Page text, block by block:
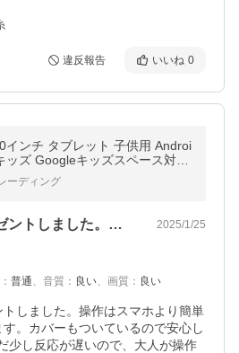
違反報告 いいね 0
インチ タブレット 子供用 Androi
ッズ Googleキッズスペース対応
ケース付 WXGA 9+64GB 1
証
ーディング
7歳の誕生日にプレゼントしました。操作… 2025/1/25
： 普通、 音質 ： 良い、 画質 ： 良い
しました。操作はスマホより簡単
。カバーもついているので安心し
少し反応が遅いので、大人が操作